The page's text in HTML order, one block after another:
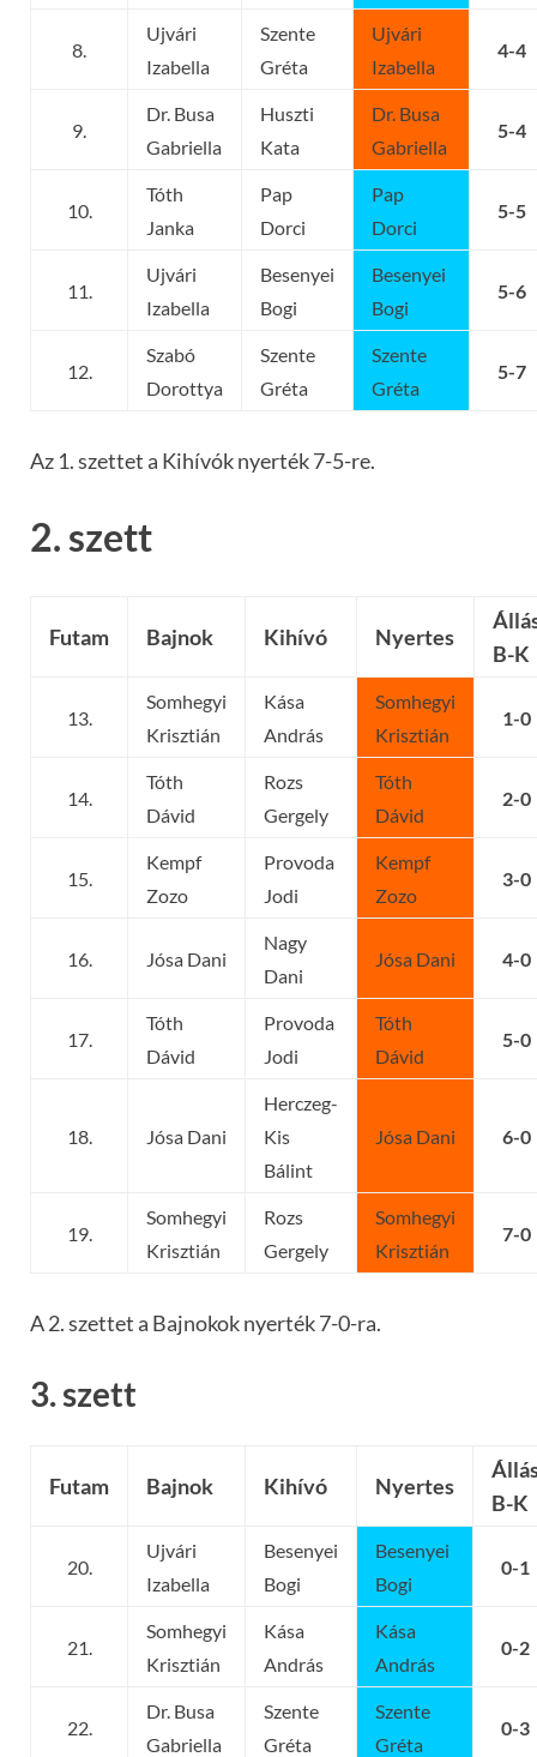
8.
Ujvári
Izabella
Szente
Gréta
Ujvári
Izabella
4-4
9.
Dr. Busa
Gabriella
Huszti
Kata
Dr. Busa
Gabriella
5-4
10.
Tóth
Janka
Pap
Dorci
Pap
Dorci
5-5
11.
Ujvári
Izabella
Besenyei
Bogi
Besenyei
Bogi
5-6
12.
Szabó
Dorottya
Szente
Gréta
Szente
Gréta
5-7
Az 1. szettet a Kihívók nyerték 7-5-re.
2. szett
Futam Bajnok Kihívó Nyertes
B-K
13.
Somhegyi
Krisztián
Kása
András
Somhegyi
Krisztián
1-0
14.
Tóth
Dávid
Rozs
Gergely
Tóth
Dávid
2-0
15.
Kempf
Zozo
Provoda
Jodi
Kempf
Zozo
3-0
16. Jósa Dani
Nagy
Dani
Jósa Dani 4-0
17.
Tóth
Dávid
Provoda
Jodi
Tóth
Dávid
5-0
18. Jósa Dani
Herczeg-
Kis
Bálint
Jósa Dani 6-0
19.
Somhegyi
Krisztián
Rozs
Gergely
Somhegyi
Krisztián
7-0
A 2. szettet a Bajnokok nyerték 7-0-ra.
3. szett
Futam Bajnok Kihívó Nyertes
B-K
20.
Ujvári
Izabella
Besenyei
Bogi
Besenyei
Bogi
0-1
21.
Somhegyi
Krisztián
Kása
András
Kása
András
0-2
22.
Dr. Busa
Gabriella
Szente
Gréta
Szente
Gréta
0-3